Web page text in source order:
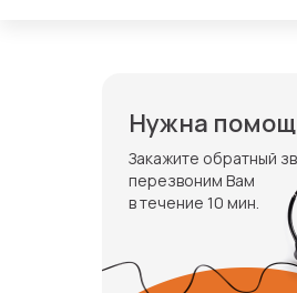
Нужна
Закажите обратный
перезвоним Вам
в течение 10 мин.